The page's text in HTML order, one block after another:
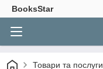
BooksStar
Товари та послуги